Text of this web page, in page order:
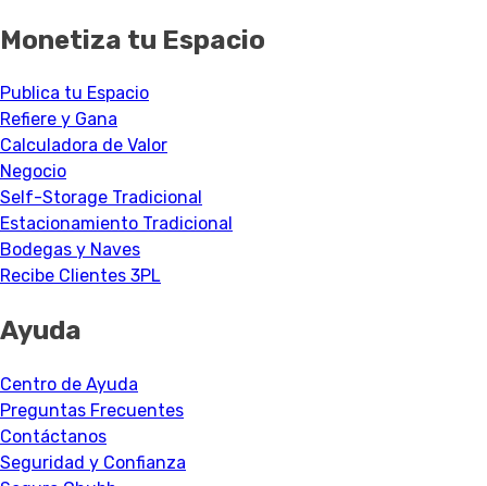
Monetiza tu Espacio
Publica tu Espacio
Refiere y Gana
Calculadora de Valor
Negocio
Self-Storage Tradicional
Estacionamiento Tradicional
Bodegas y Naves
Recibe Clientes 3PL
Ayuda
Centro de Ayuda
Preguntas Frecuentes
Contáctanos
Seguridad y Confianza